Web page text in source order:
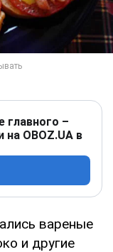
главного –
OBOZ.UA в
вареные
и другие